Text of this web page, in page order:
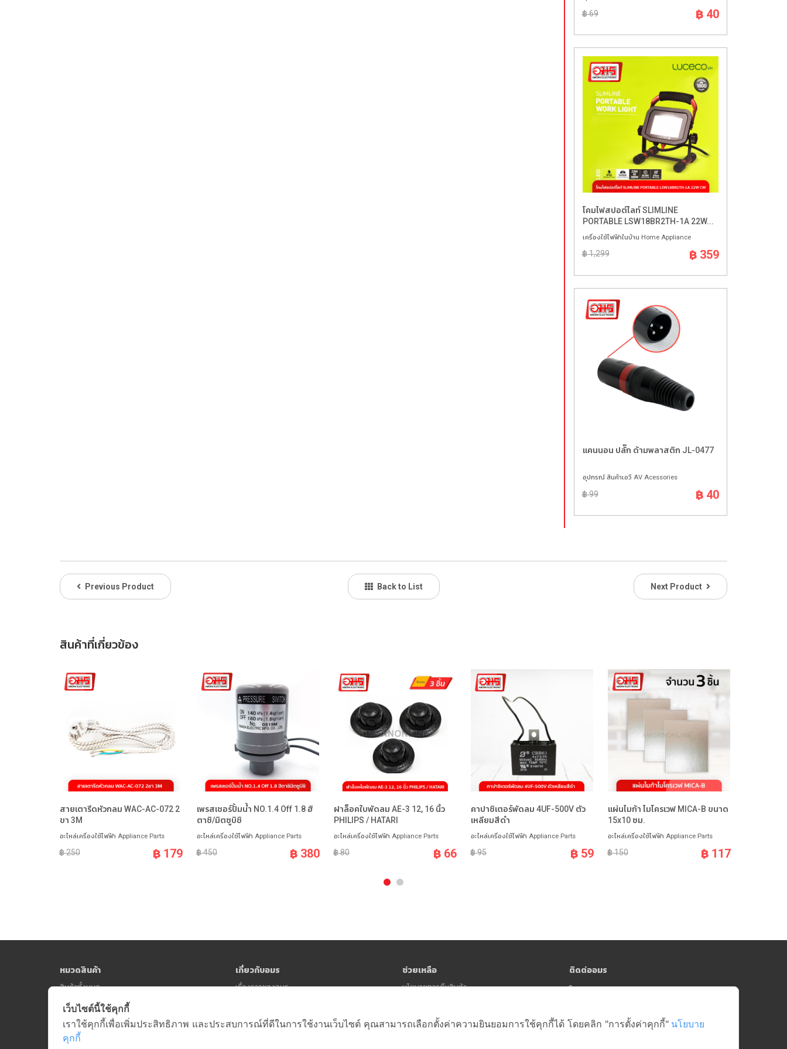
฿ 69 ฿ 40
โคมไฟสปอต์ไลท์ SLIMLINE
PORTABLE LSW18BR2TH-1A 22W...
เครื่องใช้ไฟฟ้าในบ้าน Home Appliance
฿ 1,299 ฿ 359
แคนนอน ปลั๊ก ด้ามพลาสติก JL-0477
อุปกรณ์ สินค้าเอวี AV Acessories
฿ 99 ฿ 40
Previous Product Back to List Next Product
สินค้าที่เกี่ยวข้อง
สายเตารีดหัวกลม WAC-AC-072 2
ขา 3M
อะไหล่เครื่องใช้ไฟฟ้า Appliance Parts
฿ 250 ฿ 179
เพรสเชอร์ปั้มน้ำ NO.1.4 Off 1.8 ฮิ
ตาชิ/มิตซูบิชิ
อะไหล่เครื่องใช้ไฟฟ้า Appliance Parts
฿ 450 ฿ 380
ฝาล็อคใบพัดลม AE-3 12, 16 นิ้ว
PHILIPS / HATARI
อะไหล่เครื่องใช้ไฟฟ้า Appliance Parts
฿ 80 ฿ 66
คาปาซิเตอร์พัดลม 4UF-500V ตัว
เหลียมสีดำ
อะไหล่เครื่องใช้ไฟฟ้า Appliance Parts
฿ 95 ฿ 59
แผ่นไมก้า ไมโครเวฟ MICA-B ขนาด
15x10 ซม.
อะไหล่เครื่องใช้ไฟฟ้า Appliance Parts
฿ 150 ฿ 117
หมวดสินค้า
สินค้าทั้งหมด
เกี่ยวกับอมร
เรื่องราวของอมร
ช่วยเหลือ
นโยบายการคืนสินค้า
ติดต่ออมร
064-181-0809
Head Office (คลังสินค้าสาย 5)
บริษัท อมรศูนย์รวมอะไหล่อีเล็คโทรนิคส์ จำกัด
เว็บไซต์นี้ใช้คุกกี้
เราใช้คุกกี้เพื่อเพิ่มประสิทธิภาพ และประสบการณ์ที่ดีในการใช้งานเว็บไซต์ คุณสามารถเลือกตั้งค่าความยินยอมการใช้คุกกี้ได้ โดยคลิก "การตั้งค่าคุกกี้" นโยบาย
คุกกี้